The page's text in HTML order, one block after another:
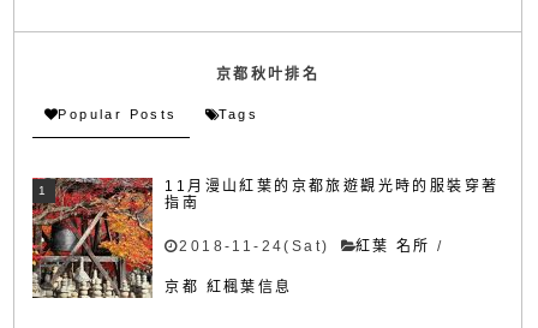
京都秋叶排名
Popular Posts Tags
11月漫山紅葉的京都旅遊觀光時的服裝穿著
指南
2018-11-24(Sat) 紅葉 名所 /
京都 紅楓葉信息